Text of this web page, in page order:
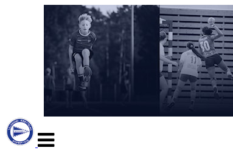
navigasjon